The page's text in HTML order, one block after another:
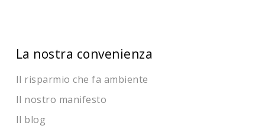
La nostra convenienza
Il risparmio che fa ambiente
Il nostro manifesto
Il blog